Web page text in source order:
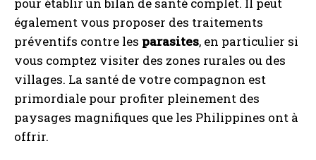
également vous proposer des traitements
préventifs contre les parasites, en particulier si
vous comptez visiter des zones rurales ou des
villages. La santé de votre compagnon est
primordiale pour profiter pleinement des
paysages magnifiques que les Philippines ont à
offrir.